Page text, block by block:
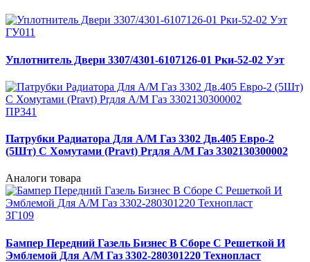
ГУ011
Уплотнитель Двери 3307/4301-6107126-01 Рки-52-02 Уэт
ПР341
Патрубки Радиатора Для А/М Газ 3302 Дв.405 Евро-2
(5Шт) С Хомутами (Pravt) Prдля А/М Газ 3302130300002
Аналоги товара
ЗГ109
Бампер Передний Газель Бизнес В Сборе С Решеткой И
Эмблемой Для А/М Газ 3302-280301220 Технопласт